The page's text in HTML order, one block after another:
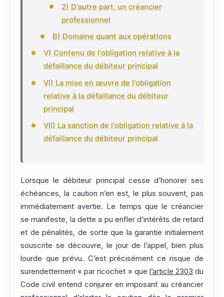
2) D'autre part, un créancier
professionnel
B) Domaine quant aux opérations
V) Contenu de l'obligation relative à la
défaillance du débiteur principal
VI) La mise en œuvre de l'obligation
relative à la défaillance du débiteur
principal
VII) La sanction de l'obligation relative à la
défaillance du débiteur principal
Lorsque le débiteur principal cesse d’honorer ses
échéances, la caution n’en est, le plus souvent, pas
immédiatement avertie. Le temps que le créancier
se manifeste, la dette a pu enfler d’intérêts de retard
et de pénalités, de sorte que la garantie initialement
souscrite se découvre, le jour de l’appel, bien plus
lourde que prévu. C’est précisément ce risque de
surendettement « par ricochet » que l’article 2303 du
Code civil entend conjurer en imposant au créancier